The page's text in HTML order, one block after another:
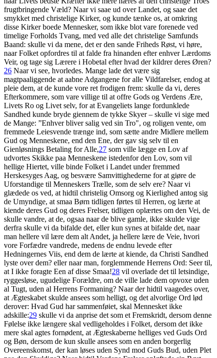
frugtbringende Væld? Naar vi saae ud over Landet, og saae det
smykket med christelige Kirker, og kunde tænke os, at omkring
disse Kirker boede Mennesker, som ikke blot vare forenede ved
timelige Forholds Tvang, med ved alle det christelige Samfunds
Baand: skulle vi da mene, det er den sande Friheds Røst, vi høre,
naar Folket opfordres til at falde fra hinanden efter enhver Lærdoms
Veir, og tage sig Lærere i Hobetal efter hvad der kildrer deres Øren?
26 Naar vi see, hvorledes. Mange lade det være sig
magtpaaliggende at aabne Adgangene for alle Vildfarelser, endog at
pleie dem, at de kunde vore ret frodigen frem: skulle da vi, deres
Efterkommere, som vare villige til at offre Gods og Verdens Ære,
Livets Ro og Livet selv, for at Evangeliets lange fordunklede
Sandhed kunde bryde giennem de tykke Skyer – skulle vi sige med
de Mange: ”Enhver bliver salig ved sin Tro", og roligen vente, om
fremmede Leiesvende trænge ind, som sætte andre Midlere mellem
Gud og Menneskene, end den Ene, der gav sig selv til en
Gienløsnings Betaling for Alle,27 som ville lægge en Lov af
udvortes Skikke paa Menneskene istedenfor den Lov, som vil
hellige Hiertet, ville binde Folket i Landet under fremmed
Herskesyges Aag, og besvære Samvittighederne for at giøre de
Uforstandige til Menneskers Trælle, som de selv ere? Naar vi
glædede os ved, at hidtil christelig Omsorg og Kierlighed antog sig
de Umyndige, at smaa Børn tidligen førtes til Herren, og lærte at
kiende deres Gud og deres Frelser, tidligen oplærtes om den Vei, de
skulle vandre, at de, ogsaa naar de blive gamle, ikke skulde vige
derfra skulle vi da bifalde det, eller kun synes at bifalde det, naar
man hellere vil lære dem alt Andet, ja hellere lære de Veie, hvori
vore Forfædre vandrede, medens de endnu levede efter
Hedningernes Viis, end dem de lærte at kiende, da Christi Sandhed
lyste over dem? eller naar man, forglemmende Herrens Ord: Seer til,
at I ikke foragte Een af disse Smaa!28 vil overlade det til letsindige,
ryggesløse, ugudelige Forældre, om de ville lade dem opvoxe uden
al Tugt, uden al Herrens Formaning? Naar der hidtil vaagedes over,
at Ægteskabet skulde ansees som helligt, og det alvorlige Ord lød
derover: Hvad Gud har sammenføiet, skal Mennesket ikke
adskille:29 skulle vi da anprise det som et Fremskridt, dersom denne
Følelse ikke længere skal vedligeholdes i Folket, dersom det ikke
mere skal agtes fornødent, at Ægteskaberne helliges ved Guds Ord
og Bøn, dersom de kun skulle ansees som en anden borgerlig
Overeenskomst, der kan løses uden Synd mod Guds Bud, uden Plet